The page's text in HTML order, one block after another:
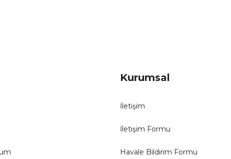
Kurumsal
İletişim
İletişim Formu
Havale Bildirim Formu